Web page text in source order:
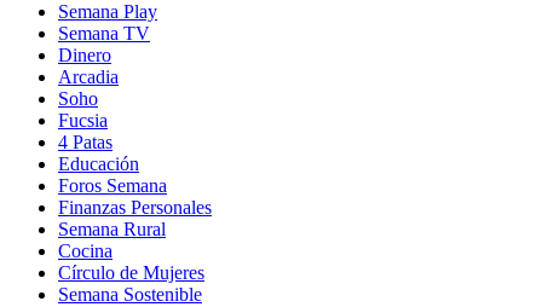
Semana Play
Semana TV
Dinero
Arcadia
Soho
in
new
window
Fucsia
in
new
window
4 Patas
Educación
Foros Semana
Finanzas Personales
Semana Rural
Cocina
Círculo de Mujeres
Semana Sostenible